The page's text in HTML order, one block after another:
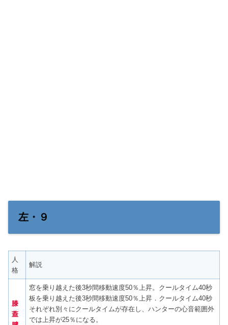
左・９
人
格
解説
膝
蓋
窓を乗り越えた後3秒間移動速度50％上昇。クールタイム40秒
板を乗り越えた後3秒間移動速度50％上昇．クールタイム40秒
それぞれ別々にクールタイムが存在し、ハンターの心音範囲外
では上昇が25％になる。